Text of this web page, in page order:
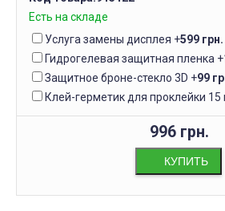
Есть на складе
Услуга замены дисплея +599 грн.
Гидрогелевая защитная пленка +
Защитное броне-стекло 3D +99
Клей-герметик для проклейки 15
996 грн.
КУПИТЬ